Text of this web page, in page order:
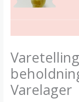
Varelager